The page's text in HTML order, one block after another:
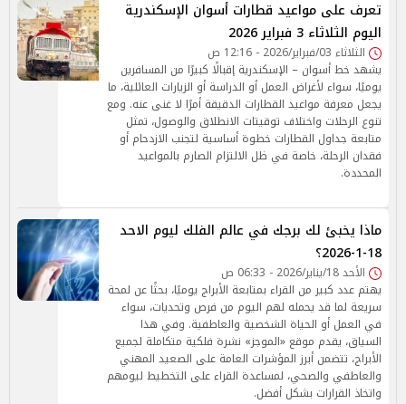
تعرف على مواعيد قطارات أسوان الإسكندرية
اليوم الثلاثاء 3 فبراير 2026
الثلاثاء 03/فبراير/2026 - 12:16 ص
يشهد خط أسوان – الإسكندرية إقبالًا كبيرًا من المسافرين
يوميًا، سواء لأغراض العمل أو الدراسة أو الزيارات العائلية، ما
يجعل معرفة مواعيد القطارات الدقيقة أمرًا لا غنى عنه. ومع
تنوع الرحلات واختلاف توقيتات الانطلاق والوصول، تمثل
متابعة جداول القطارات خطوة أساسية لتجنب الازدحام أو
فقدان الرحلة، خاصة في ظل الالتزام الصارم بالمواعيد
المحددة.
ماذا يخبئ لك برجك في عالم الفلك ليوم الاحد
18-1-2026؟
الأحد 18/يناير/2026 - 06:33 ص
يهتم عدد كبير من القراء بمتابعة الأبراج يوميًا، بحثًا عن لمحة
سريعة لما قد يحمله لهم اليوم من فرص وتحديات، سواء
في العمل أو الحياة الشخصية والعاطفية. وفي هذا
السياق، يقدم موقع «الموجز» نشرة فلكية متكاملة لجميع
الأبراج، تتضمن أبرز المؤشرات العامة على الصعيد المهني
والعاطفي والصحي، لمساعدة القراء على التخطيط ليومهم
واتخاذ القرارات بشكل أفضل.